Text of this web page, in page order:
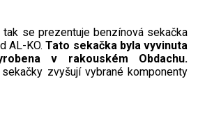
tak se prezentuje benzínová sekačka
AL-KO.Tato sekačka byla vyvinuta
v rakouském Obdachu.
zvyšují vybrané komponenty